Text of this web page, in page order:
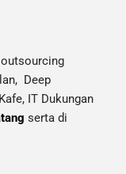
outsourcing
Deep
IT Dukungan
serta di